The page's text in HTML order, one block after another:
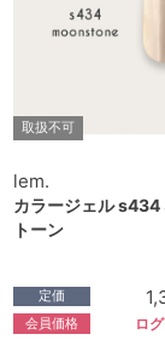
取扱不可
lem.
カラージェル s434
トーン
定価
会員価格 ロ